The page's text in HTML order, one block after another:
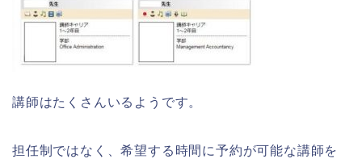
講師はたくさんいるようです。
担任制ではなく、希望する時間に予約が可能な講師を